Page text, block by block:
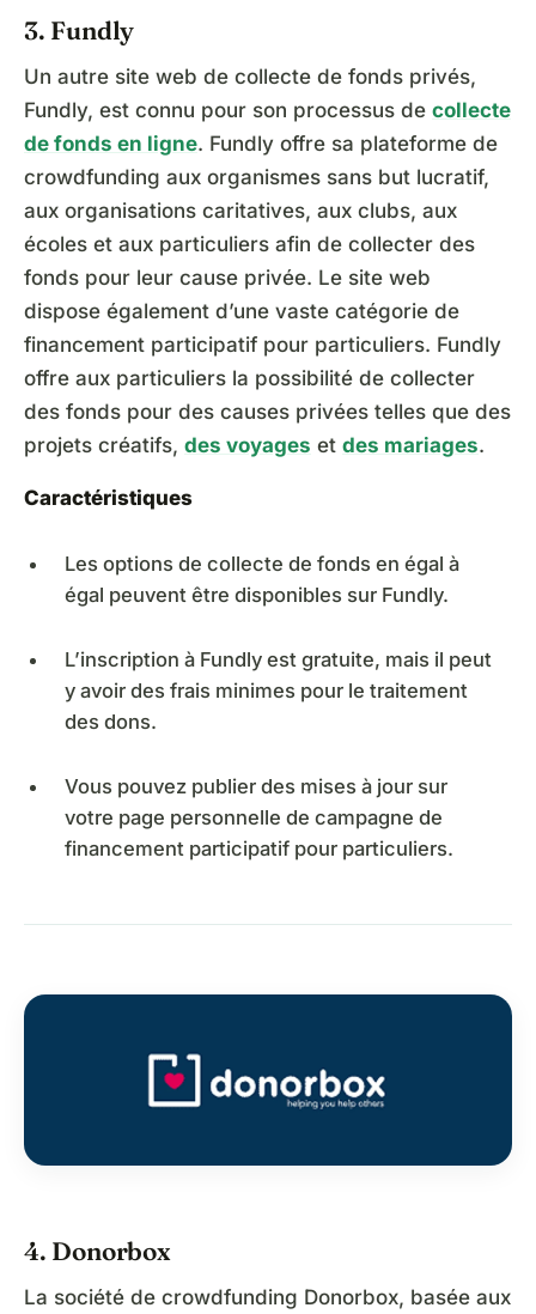
3. Fundly
Un autre site web de collecte de fonds privés,
Fundly, est connu pour son processus de collecte
de fonds en ligne. Fundly offre sa plateforme de
crowdfunding aux organismes sans but lucratif,
aux organisations caritatives, aux clubs, aux
écoles et aux particuliers afin de collecter des
fonds pour leur cause privée. Le site web
dispose également d’une vaste catégorie de
financement participatif pour particuliers. Fundly
offre aux particuliers la possibilité de collecter
des fonds pour des causes privées telles que des
projets créatifs, des voyages et des mariages.
Caractéristiques
Les options de collecte de fonds en égal à
égal peuvent être disponibles sur Fundly.
L’inscription à Fundly est gratuite, mais il peut
y avoir des frais minimes pour le traitement
des dons.
Vous pouvez publier des mises à jour sur
votre page personnelle de campagne de
financement participatif pour particuliers.
4. Donorbox
La société de crowdfunding Donorbox, basée aux